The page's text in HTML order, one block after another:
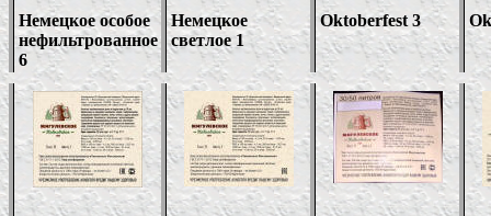
Немецкое особое
нефильтрованное
6
Немецкое
светлое 1
Oktoberfest 3